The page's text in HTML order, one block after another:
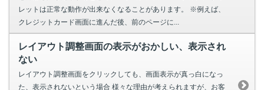
レットは正常な動作が出来なくなることがあります。 ※例えば、
クレジットカード画面に進んだ後、前のページに...
レイアウト調整画面の表示がおかしい、表示され
ない
レイアウト調整画面をクリックしても、画面表示が真っ白になっ
た、表示されないという場合 様々な理由が考えられますが、お客